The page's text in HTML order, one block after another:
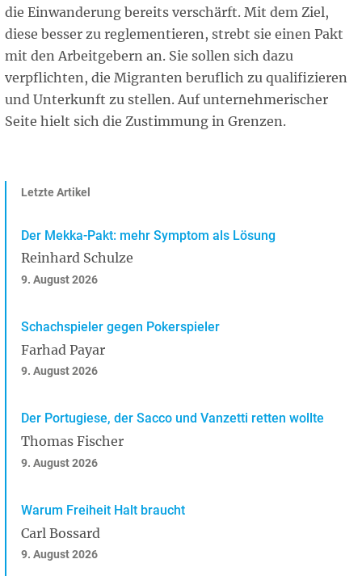
die Einwanderung bereits verschärft. Mit dem Ziel,
diese besser zu reglementieren, strebt sie einen Pakt
mit den Arbeitgebern an. Sie sollen sich dazu
verpflichten, die Migranten beruflich zu qualifizieren
und Unterkunft zu stellen. Auf unternehmerischer
Seite hielt sich die Zustimmung in Grenzen.
Letzte Artikel
Der Mekka-Pakt: mehr Symptom als Lösung
Reinhard Schulze
9. August 2026
Schachspieler gegen Pokerspieler
Farhad Payar
9. August 2026
Der Portugiese, der Sacco und Vanzetti retten wollte
Thomas Fischer
9. August 2026
Warum Freiheit Halt braucht
Carl Bossard
9. August 2026